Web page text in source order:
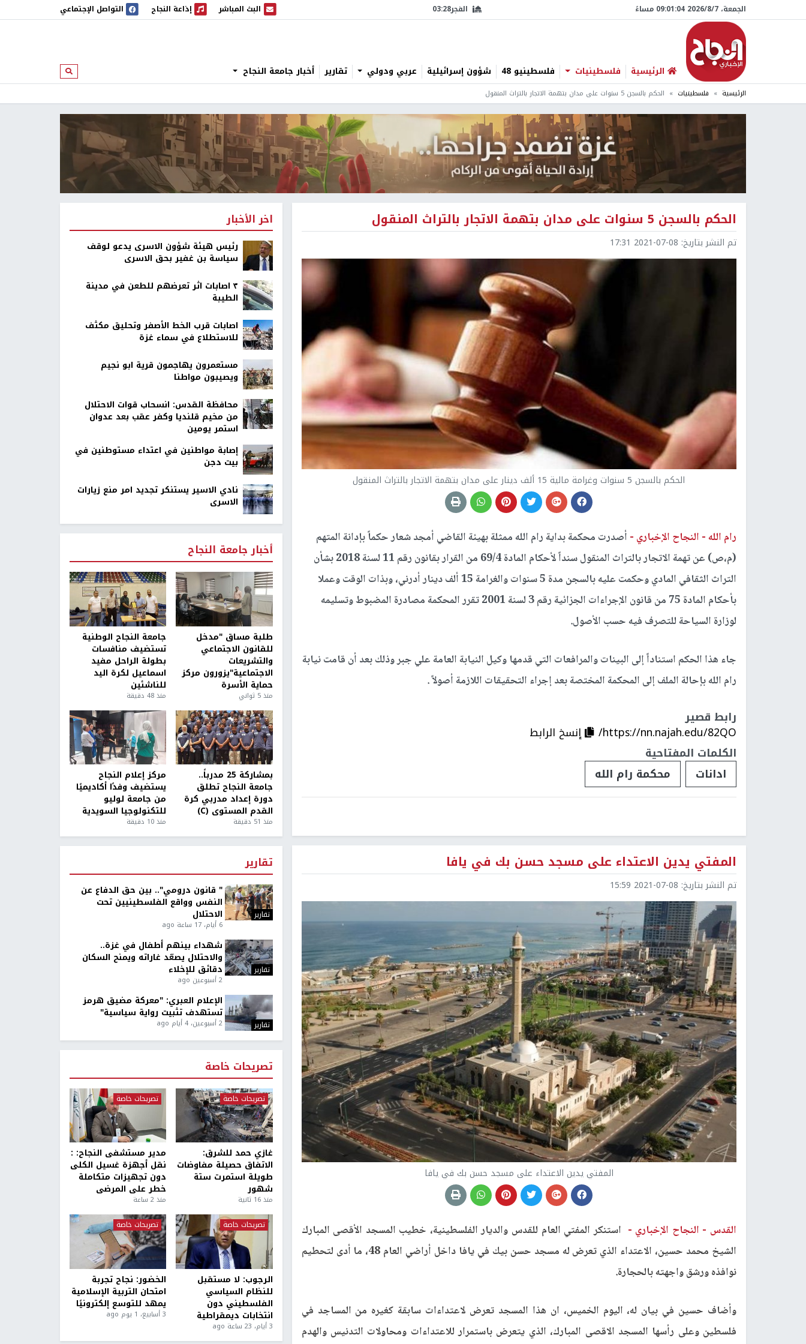
الجمعة، 7/‏8/‏2026 09:01:05 مساءً الفجر03:28 البث المباشر
البث المباشر إذاعة النجاح
إذاعة النجاح التواصل الإجتماعي
الرئيسية فلسطينيات فلسطينيو 48 شؤون إسرائيلية عربي ودولي تقارير أخبار جامعة النجاح ابحث
الرئيسية فلسطينيات الحكم بالسجن 5 سنوات على مدان بتهمة الاتجار بالتراث المنقول
الحكم بالسجن 5 سنوات على مدان بتهمة الاتجار بالتراث المنقول
تم النشر بتاريخ: 2021-07-08 17:31
الحكم بالسجن 5 سنوات وغرامة مالية 15 ألف دينار على مدان بتهمة الاتجار بالتراث المنقول
رام الله - النجاح الإخباري - أصدرت محكمة بداية رام الله ممثلة بهيئة القاضي أمجد شعار حكماً بإدانة المتهم
(م،ص) عن تهمة الاتجار بالتراث المنقول سنداً لأحكام المادة 69/4 من القرار بقانون رقم 11 لسنة 2018 بشأن
التراث الثقافي المادي وحكمت عليه بالسجن مدة 5 سنوات والغرامة 15 ألف دينار أدرني، وبذات الوقت وعملا
بأحكام المادة 75 من قانون الإجراءات الجزائية رقم 3 لسنة 2001 تقرر المحكمة مصادرة المضبوط وتسليمه
لوزارة السياحة للتصرف فيه حسب الأصول.
جاء هذا الحكم استناداً إلى البينات والمرافعات التي قدمها وكيل النيابة العامة علي جبر وذلك بعد أن قامت نيابة
رام الله بإحالة الملف إلى المحكمة المختصة بعد إجراء التحقيقات اللازمة أصولاً .
رابط قصير
https://nn.najah.edu/82QO/
إنسخ الرابط
الكلمات المفتاحية
ادانات
محكمة رام الله
المفتي يدين الاعتداء على مسجد حسن بك في يافا
تم النشر بتاريخ: 2021-07-08 15:59
المفتي يدين الاعتداء على مسجد حسن بك في يافا
القدس - النجاح الإخباري - استنكر المفتي العام للقدس والديار الفلسطينية، خطيب المسجد الأقصى المبارك
الشيخ محمد حسين، الاعتداء الذي تعرض له مسجد حسن بيك في يافا داخل أراضي العام 48، ما أدى لتحطيم
نوافذه ورشق واجهته بالحجارة.
وأضاف حسين في بيان له، اليوم الخميس، ان هذا المسجد تعرض لاعتداءات سابقة كغيره من المساجد في
فلسطين وعلى رأسها المسجد الاقصى المبارك، الذي يتعرض باستمرار للاعتداءات ومحاولات التدنيس والهدم
اخر الأخبار
رئيس هيئة شؤون الاسرى يدعو لوقف
سياسة بن غفير بحق الاسرى
٣ اصابات اثر تعرضهم للطعن في مدينة
الطيبة
اصابات قرب الخط الأصفر وتحليق مكثف
للاستطلاع في سماء غزة
مستعمرون يهاجمون قرية ابو نجيم
ويصيبون مواطنا
محافظة القدس: انسحاب قوات الاحتلال
من مخيم قلنديا وكفر عقب بعد عدوان
استمر يومين
إصابة مواطنين في اعتداء مستوطنين في
بيت دجن
نادي الاسير يستنكر تجديد امر منع زيارات
الاسرى
أخبار جامعة النجاح
طلبة مساق "مدخل
للقانون الاجتماعي
والتشريعات
الاجتماعية"يزورون مركز
حماية الأسرة
منذ 5 ثواني
جامعة النجاح الوطنية
تستضيف منافسات
بطولة الراحل مفيد
اسماعيل لكرة اليد
للناشئين
منذ 48 دقيقة
بمشاركة 25 مدرباً..
جامعة النجاح تطلق
دورة إعداد مدربي كرة
القدم المستوى (C)
منذ 51 دقيقة
مركز إعلام النجاح
يستضيف وفدًا أكاديميًا
من جامعة لوليو
للتكنولوجيا السويدية
منذ 10 دقيقة
تقارير
تقارير
" قانون درومي".. بين حق الدفاع عن
النفس وواقع الفلسطينيين تحت
الاحتلال
6 أيام، 17 ساعة ago
تقارير
شهداء بينهم أطفال في غزة..
والاحتلال يصعّد غاراته ويمنح السكان
دقائق للإخلاء
2 أسبوعين ago
تقارير
الإعلام العبري: "معركة مضيق هرمز
تستهدف تثبيت رواية سياسية"
2 أسبوعين، 4 أيام ago
تصريحات خاصة
تصريحات خاصة
غازي حمد للشرق:
الاتفاق حصيلة مفاوضات
طويلة استمرت ستة
شهور
منذ 16 ثانية
تصريحات خاصة
مدير مستشفى النجاح: :
نقل أجهزة غسيل الكلى
دون تجهيزات متكاملة
خطر على المرضى
منذ 2 ساعة
تصريحات خاصة
الرجوب: لا مستقبل
للنظام السياسي
الفلسطيني دون
انتخابات ديمقراطية
3 أيام، 23 ساعة ago
تصريحات خاصة
الخضور: نجاح تجربة
امتحان التربية الإسلامية
يمهد للتوسع إلكترونيًا
3 أسابيع، 1 يوم ago